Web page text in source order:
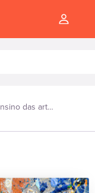
Ensino das artes visuais em diferentes contextos: experiências educativas, culturais e formativas